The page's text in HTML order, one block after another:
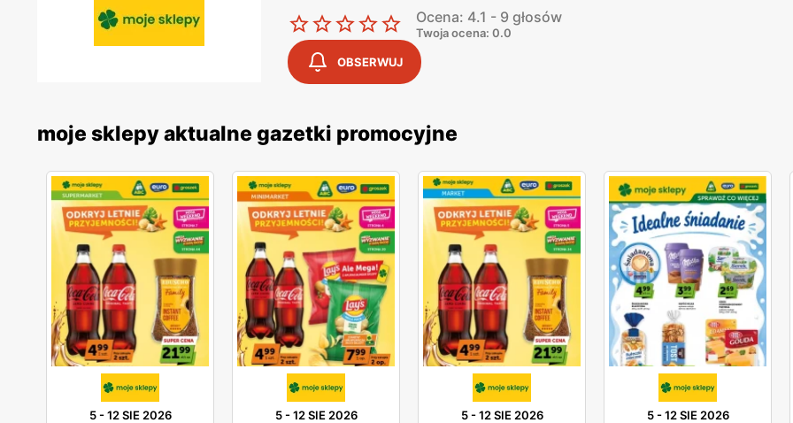
Ocena: 4.1 - 9 głosów
Twoja ocena: 0.0
OBSERWUJ
moje sklepy aktualne gazetki promocyjne
5-12 SIE 2026 5-12 SIE 2026 5-12 SIE 2026 5-12 SIE 2026